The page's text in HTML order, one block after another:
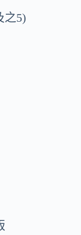
之5)